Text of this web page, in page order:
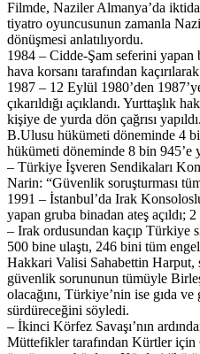
Filmde, Naziler Almanya’da
tiyatro oyuncusunun zamanla
dönüşmesi anlatılıyordu.
1984 – Cidde-Şam seferini
hava korsanı tarafından
1987 – 12 Eylül 1980’den
çıkarıldığı açıklandı. Yurttaşlık
kişiye de yurda dön çağrısı
B.Ulusu hükümeti döneminde 4
hükümeti döneminde 8 bin 945’e
– Türkiye İşveren Sendikaları
Narin: “Güvenlik soruşturması
1991 – İstanbul’da Irak
yapan gruba binadan ateş açıldı;
– Irak ordusundan kaçıp Türkiye
500 bine ulaştı, 246 bini tüm
Hakkari Valisi Sahabettin Harput,
güvenlik sorununun tümüyle
olacağını, Türkiye’nin ise gıda
sürdüreceğini söyledi.
– İkinci Körfez Savaşı’nın
Müttefikler tarafından Kürtler